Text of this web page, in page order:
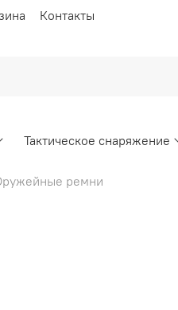
Контакты
Тактическое снаряжение
ремни